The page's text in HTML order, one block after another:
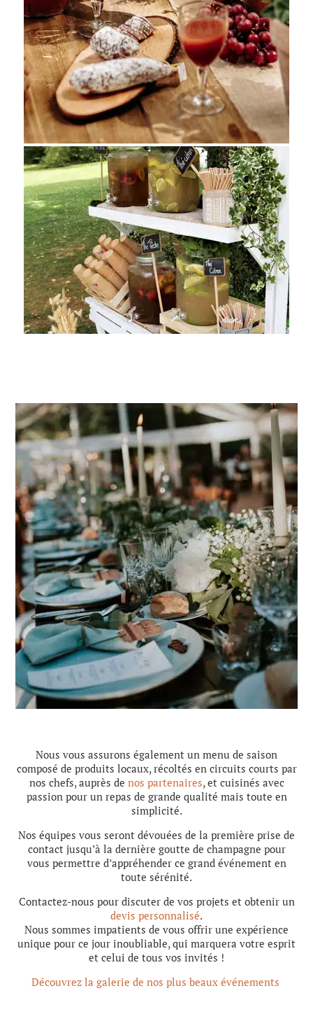
Nous vous assurons également un menu de saison
composé de produits locaux, récoltés en circuits courts par
nos chefs, auprès de nos partenaires, et cuisinés avec
passion pour un repas de grande qualité mais toute en
simplicité.
Nos équipes vous seront dévouées de la première prise de
contact jusqu’à la dernière goutte de champagne pour
vous permettre d’appréhender ce grand événement en
toute sérénité.
Contactez-nous pour discuter de vos projets et obtenir un
devis personnalisé.
Nous sommes impatients de vous offrir une expérience
unique pour ce jour inoubliable, qui marquera votre esprit
et celui de tous vos invités !
Découvrez la galerie de nos plus beaux événements